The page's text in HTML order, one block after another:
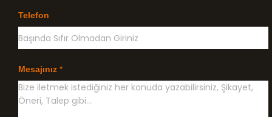
lTelefon
Mesajınız *